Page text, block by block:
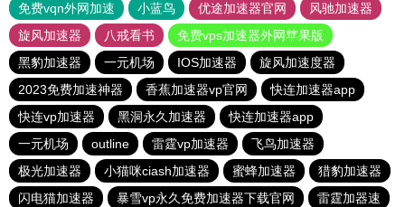
免费vqn外网加速
小蓝鸟 优途加速器官网
风驰加速器
旋风加速器
八戒看书
免费vps加速器外网苹果版
黑豹加速器
一元机场 IOS加速器
旋风加速度器
2023免费加速神器
香蕉加速器vp官网
快连加速器app
快连vp加速器
黑洞永久加速器
快连加速器app
一元机场
outline 雷霆vp加速器
飞鸟加速器
极光加速器
小猫咪ciash加速器 蜜蜂加速器
猎豹加速器
闪电猫加速器
暴雪vp永久免费加速器下载官网 雷霆加器速